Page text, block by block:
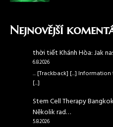
Nejnovější
thời tiết Khánh Hòa:Jak
6.8.2026
... [Trackback] [...]
[...]
Stem Cell Therapy Bangkok
Několik rad…
5.8.2026